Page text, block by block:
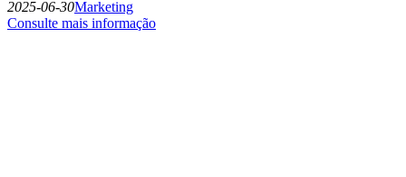
2025-06-30Marketing
Consulte mais informação